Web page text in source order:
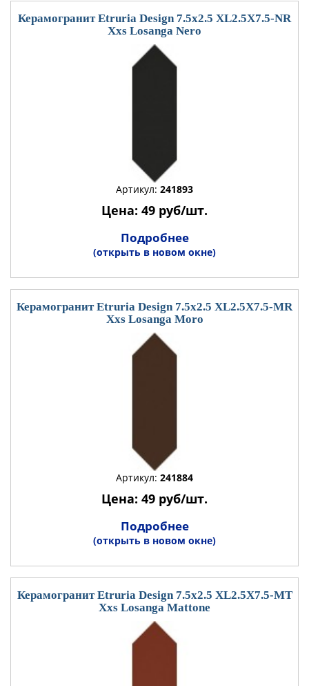
Керамогранит Etruria Design 7.5x2.5 XL2.5X7.5-NR
Xxs Losanga Nero
Артикул: 241893
Цена: 49 руб/шт.
Подробнее
(открыть в новом окне)
Керамогранит Etruria Design 7.5x2.5 XL2.5X7.5-MR
Xxs Losanga Moro
Артикул: 241884
Цена: 49 руб/шт.
Подробнее
(открыть в новом окне)
Керамогранит Etruria Design 7.5x2.5 XL2.5X7.5-MT
Xxs Losanga Mattone